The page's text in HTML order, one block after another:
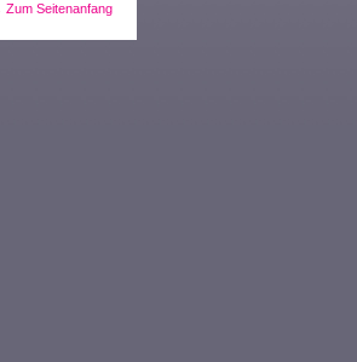
Zum Seitenanfang